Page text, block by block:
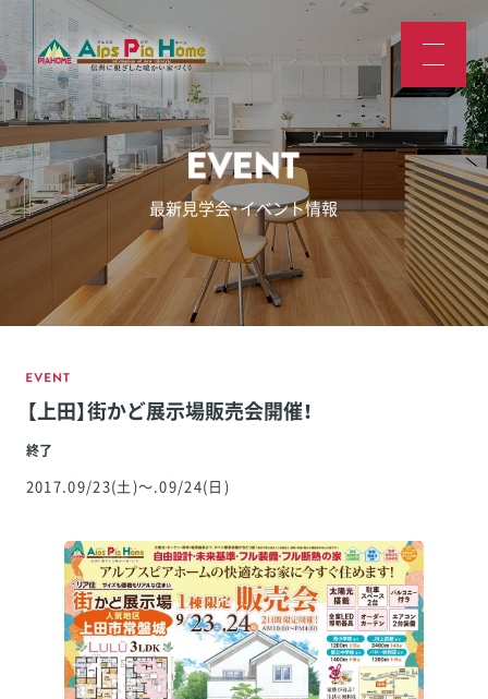
最新見学会・イベント情報
【上田】街かど展示場販売会開催！
終了
2017.09/23(土)～.09/24(日)